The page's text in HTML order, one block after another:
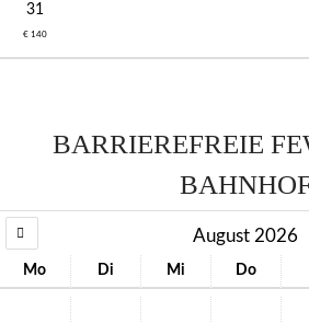
31
€ 140
BARRIEREFREIE
August 2026
Mo Di Mi Do